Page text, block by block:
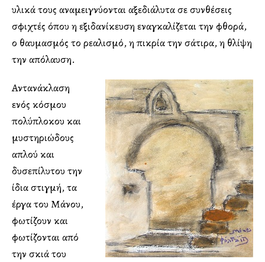
υλικά τους αναμειγνύονται αξεδιάλυτα σε συνθέσεις
σφιχτές όπου η εξιδανίκευση εναγκαλίζεται την φθορά,
ο θαυμασμός το ρεαλισμό, η πικρία την σάτιρα, η θλίψη
την απόλαυση.
Αντανάκλαση
ενός κόσμου
πολύπλοκου και
μυστηριώδους
απλού και
δυσεπίλυτου την
ίδια στιγμή, τα
έργα του Μάνου,
φωτίζουν και
φωτίζονται από
την σκιά του